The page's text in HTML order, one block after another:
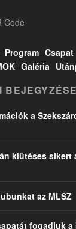
Program Csapat
Galéria
a
kiütéses sikert
az MLSZ
fogadjuk